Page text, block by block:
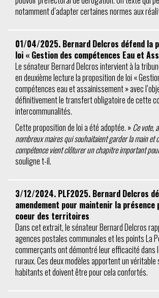
notamment d’adapter certaines normes aux
01/04/2025. Bernard Delcros défend la
loi « Gestion des compétences Eau et
Le sénateur Bernard Delcros intervient à la
en deuxième lecture la proposition de loi «
compétences eau et assainissement » avec
définitivement le transfert obligatoire de cette
intercommunalités.
Cette proposition de loi a été adoptée. »Ce vote,
nombreux maires qui souhaitaient garder la main et
compétence vient clôturer un chapitre important
souligne t-il.
3/12/2024. PLF2025. Bernard Delcros
amendement pour maintenir la présence
coeur des territoires
Dans cet extrait, le sénateur Bernard Delcros
agences postales communales et les points La
commerçants ont démontré leur efficacité dans
ruraux. Ces deux modèles apportent un véritable
habitants et doivent être pour cela confortés.